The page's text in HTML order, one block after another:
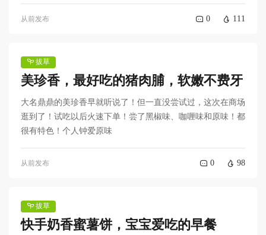
从前发布 0 111
拔草
美珍香，最好吃的猪肉脯，软嫩不费牙
大名鼎鼎的美珍香早就听说了！但一直没尝试过，这次在商场
逛到了！试吃以后火速下单！尝了黑椒味、咖喱味和原味！都
很有特色！个人钟爱原味
从前发布 0 98
拔草
快手奶香蜜薯饼，宝宝爱吃的早餐